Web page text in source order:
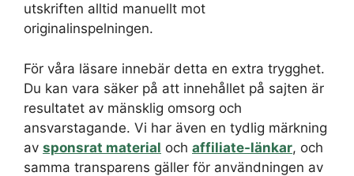
utskriften alltid manuellt mot
originalinspelningen.
För våra läsare innebär detta en extra trygghet.
Du kan vara säker på att innehållet på sajten är
resultatet av mänsklig omsorg och
ansvarstagande. Vi har även en tydlig märkning
av sponsrat material och affiliate-länkar, och
samma transparens gäller för användningen av